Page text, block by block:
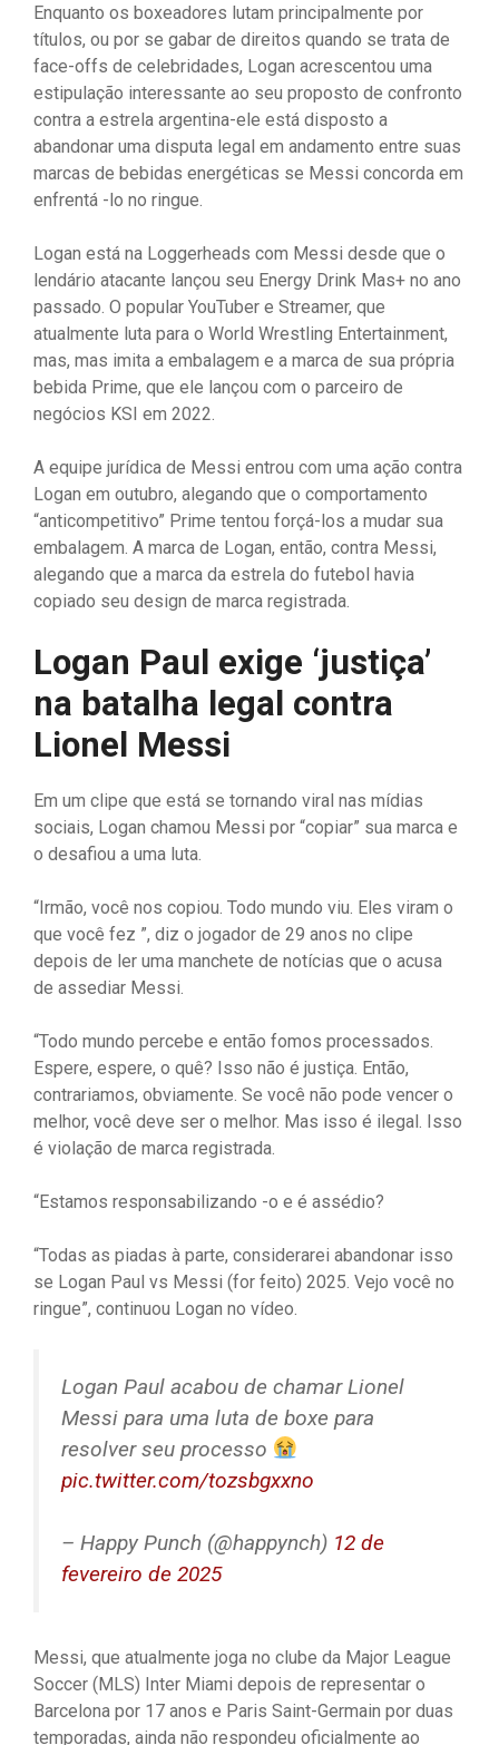
Enquanto os boxeadores lutam principalmente por
títulos, ou por se gabar de direitos quando se trata de
face-offs de celebridades, Logan acrescentou uma
estipulação interessante ao seu proposto de confronto
contra a estrela argentina-ele está disposto a
abandonar uma disputa legal em andamento entre suas
marcas de bebidas energéticas se Messi concorda em
enfrentá -lo no ringue.
Logan está na Loggerheads com Messi desde que o
lendário atacante lançou seu Energy Drink Mas+ no ano
passado. O popular YouTuber e Streamer, que
atualmente luta para o World Wrestling Entertainment,
mas, mas imita a embalagem e a marca de sua própria
bebida Prime, que ele lançou com o parceiro de
negócios KSI em 2022.
A equipe jurídica de Messi entrou com uma ação contra
Logan em outubro, alegando que o comportamento
“anticompetitivo” Prime tentou forçá-los a mudar sua
embalagem. A marca de Logan, então, contra Messi,
alegando que a marca da estrela do futebol havia
copiado seu design de marca registrada.
Logan Paul exige ‘justiça’
na batalha legal contra
Lionel Messi
Em um clipe que está se tornando viral nas mídias
sociais, Logan chamou Messi por “copiar” sua marca e
o desafiou a uma luta.
“Irmão, você nos copiou. Todo mundo viu. Eles viram o
que você fez ”, diz o jogador de 29 anos no clipe
depois de ler uma manchete de notícias que o acusa
de assediar Messi.
“Todo mundo percebe e então fomos processados.
Espere, espere, o quê? Isso não é justiça. Então,
contrariamos, obviamente. Se você não pode vencer o
melhor, você deve ser o melhor. Mas isso é ilegal. Isso
é violação de marca registrada.
“Estamos responsabilizando -o e é assédio?
“Todas as piadas à parte, considerarei abandonar isso
se Logan Paul vs Messi (for feito) 2025. Vejo você no
ringue”, continuou Logan no vídeo.
Logan Paul acabou de chamar Lionel
Messi para uma luta de boxe para
resolver seu processo
pic.twitter.com/tozsbgxxno
– Happy Punch (@happynch) 12 de
fevereiro de 2025
Messi, que atualmente joga no clube da Major League
Soccer (MLS) Inter Miami depois de representar o
Barcelona por 17 anos e Paris Saint-Germain por duas
temporadas, ainda não respondeu oficialmente ao